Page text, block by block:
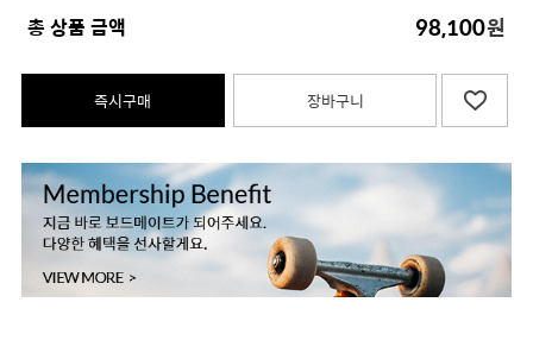
총 상품 금액 98,100원
즉시구매 장바구니